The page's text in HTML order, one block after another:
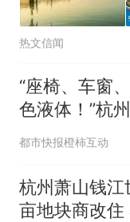
热文信闻
“座椅、车窗
色液体！”杭
打开车门惊呆
都市快报橙柿互动
杭州萧山钱
亩地块商改住